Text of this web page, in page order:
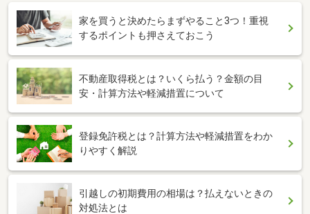
家を買うと決めたらまずやること3つ！重視
するポイントも押さえておこう
不動産取得税とは？いくら払う？金額の目
安・計算方法や軽減措置について
登録免許税とは？計算方法や軽減措置をわか
りやすく解説
引越しの初期費用の相場は？払えないときの
対処法とは